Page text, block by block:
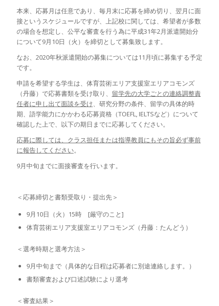
本来、応募月は任意であり、毎月末に応募を締め切り、翌月に面
接というスケジュールですが、上記校に関しては、希望者が多数
の場合を想定し、公平な審査を行う為に平成31年2月派遣開始分
について9月10日（火）を締切として募集致します。
なお、2020年秋派遣開始の募集については11月頃に募集する予定
です。
申請を希望する学生は、体育芸術エリア支援室エリアコモンズ
（丹藤）で応募書類を受け取り、 留学先の大学ごとの連絡調整責
任者に申し出て面談を受け、研究分野の条件、留学の具体的時
期、語学能力にかかわる応募資格（TOEFL, IELTSなど）について
確認した上で、以下の期日までに応募してください。
応募に際しては、クラス担任または指導教員にもその旨必ず事前
に報告してください。
9月中旬までに面接審査を行います。
＜応募締切と書類受取り・提出先＞
9月10日（火）15時 [厳守のこと]
体育芸術エリア支援室エリアコモンズ（丹藤：たんどう）
＜選考時期と選考方法＞
9月中旬まで（具体的な日程は応募者に別途連絡します。）
書類審査および口述試験により選考
＜審査結果＞